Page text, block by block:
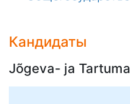
Кандидаты
Jõgeva- ja